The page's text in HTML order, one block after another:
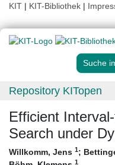
KIT | KIT-Bibliothek |
Suche
Repository KITopen
Efficient
Search under
Willkomm, Jens 1;
1